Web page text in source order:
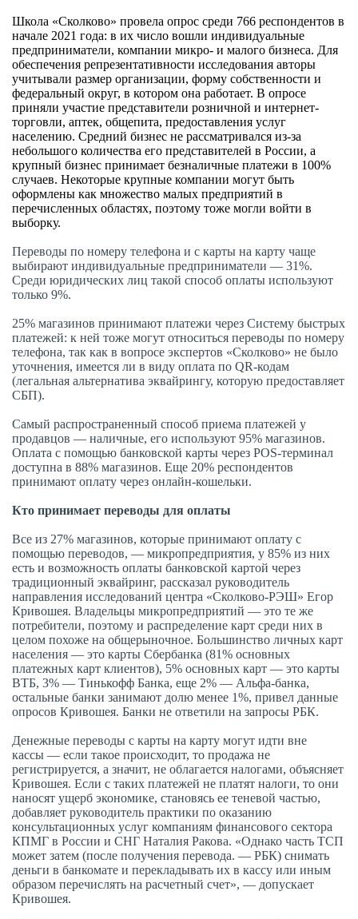
Школа «Сколково» провела опрос среди 766 респондентов в
начале 2021 года: в их число вошли индивидуальные
предприниматели, компании микро- и малого бизнеса. Для
обеспечения репрезентативности исследования авторы
учитывали размер организации, форму собственности и
федеральный округ, в котором она работает. В опросе
приняли участие представители розничной и интернет-
торговли, аптек, общепита, предоставления услуг
населению. Средний бизнес не рассматривался из-за
небольшого количества его представителей в России, а
крупный бизнес принимает безналичные платежи в 100%
случаев. Некоторые крупные компании могут быть
оформлены как множество малых предприятий в
перечисленных областях, поэтому тоже могли войти в
выборку.
Переводы по номеру телефона и с карты на карту чаще
выбирают индивидуальные предприниматели — 31%.
Среди юридических лиц такой способ оплаты используют
только 9%.
25% магазинов принимают платежи через Систему быстрых
платежей: к ней тоже могут относиться переводы по номеру
телефона, так как в вопросе экспертов «Сколково» не было
уточнения, имеется ли в виду оплата по QR-кодам
(легальная альтернатива эквайрингу, которую предоставляет
СБП).
Самый распространенный способ приема платежей у
продавцов — наличные, его используют 95% магазинов.
Оплата с помощью банковской карты через POS-терминал
доступна в 88% магазинов. Еще 20% респондентов
принимают оплату через онлайн-кошельки.
Кто принимает переводы для оплаты
Все из 27% магазинов, которые принимают оплату с
помощью переводов, — микропредприятия, у 85% из них
есть и возможность оплаты банковской картой через
традиционный эквайринг, рассказал руководитель
направления исследований центра «Сколково-РЭШ» Егор
Кривошея. Владельцы микропредприятий — это те же
потребители, поэтому и распределение карт среди них в
целом похоже на общерыночное. Большинство личных карт
населения — это карты Сбербанка (81% основных
платежных карт клиентов), 5% основных карт — это карты
ВТБ, 3% — Тинькофф Банка, еще 2% — Альфа-банка,
остальные банки занимают долю менее 1%, привел данные
опросов Кривошея. Банки не ответили на запросы РБК.
Денежные переводы с карты на карту могут идти вне
кассы — если такое происходит, то продажа не
регистрируется, а значит, не облагается налогами, объясняет
Кривошея. Если с таких платежей не платят налоги, то они
наносят ущерб экономике, становясь ее теневой частью,
добавляет руководитель практики по оказанию
консультационных услуг компаниям финансового сектора
КПМГ в России и СНГ Наталия Ракова. «Однако часть ТСП
может затем (после получения перевода. — РБК) снимать
деньги в банкомате и перекладывать их в кассу или иным
образом перечислять на расчетный счет», — допускает
Кривошея.